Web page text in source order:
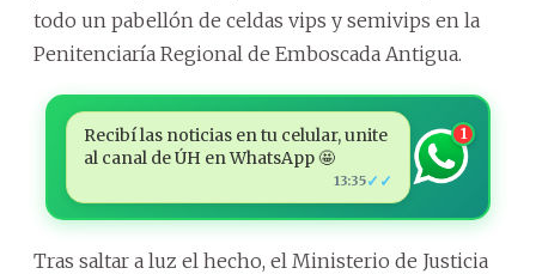
todo un pabellón de celdas vips y semivips en la
Penitenciaría Regional de Emboscada Antigua.
Recibí las noticias en tu celular, unite
al canal de ÚH en WhatsApp 🤩
13:35✓✓
1
Tras saltar a luz el hecho, el Ministerio de Justicia